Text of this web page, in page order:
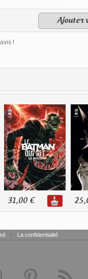
Ajouter
!
31,00 €
| La confidentialité